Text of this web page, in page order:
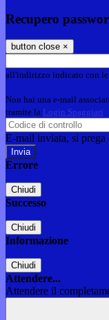
Recupero
button close ×
all'indirizzo indicato con le
Non hai una e-mail
tramite la Login Spaggiari
E-mail inviata, si prega
Errore
Chiudi
Successo
Chiudi
Informazione
Chiudi
Attendere...
Attendere il